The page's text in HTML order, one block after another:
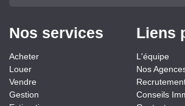
Nos services
Acheter
Louer
Vendre
Gestion
Liens
L'équipe
Nos
Conseils